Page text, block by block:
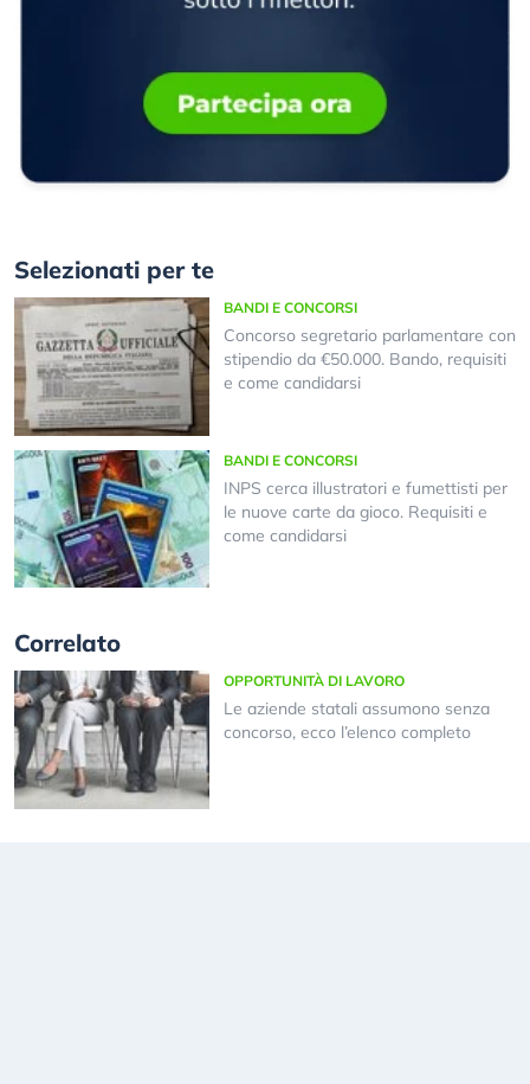
Selezionati per te
BANDI E CONCORSI
Concorso segretario parlamentare con
stipendio da €50.000. Bando, requisiti
e come candidarsi
BANDI E CONCORSI
INPS cerca illustratori e fumettisti per
le nuove carte da gioco. Requisiti e
come candidarsi
Correlato
OPPORTUNITÀ DI LAVORO
Le aziende statali assumono senza
concorso, ecco l’elenco completo